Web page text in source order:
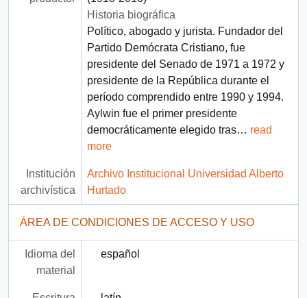
Historia biográfica
Político, abogado y jurista. Fundador del
Partido Demócrata Cristiano, fue
presidente del Senado de 1971 a 1972 y
presidente de la República durante el
período comprendido entre 1990 y 1994.
Aylwin fue el primer presidente
democráticamente elegido tras… read
more
Institución
archivística
Archivo Institucional Universidad Alberto
Hurtado
ÁREA DE CONDICIONES DE ACCESO Y USO
Idioma del
material
español